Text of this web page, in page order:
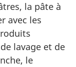
la pâte à
avec les
lavage et de
le